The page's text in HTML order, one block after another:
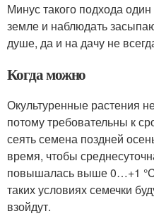
Минус такого подхода
земле и наблюдать
душе, да и на дачу не
Когда можно
Окультуренные растения
потому требовательны к
сеять семена поздней
время, чтобы
повышалась выше 0…+1
таких условиях семечки
взойдут.